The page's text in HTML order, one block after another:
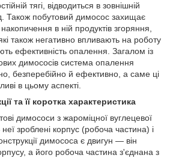
тягі, відводиться в зовнішній
Також побутовий димосос захищає
в ній продуктів згоряння,
також негативно впливають на роботу
ефективність опалення. Загалом із
димососів система опалення
безперебійно й ефективно, а саме ці
в цьому аспекті.
та її коротка характеристика
димососи з жароміцної вуглецевої
неї зроблені корпус (робоча частина) і
димососа є двигун — він
а його робоча частина з'єднана з